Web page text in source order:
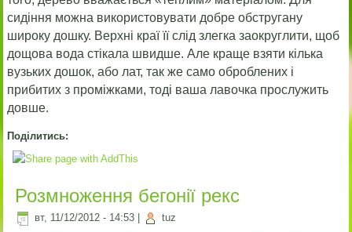
сидіння можна використовувати добре обстругану
широку дошку. Верхні краї її слід злегка заокруглити, щоб
дощова вода стікала швидше. Але краще взяти кілька
вузьких дошок, або лат, так же само оброблених і
прибитих з проміжками, тоді ваша лавочка прослужить
довше.
Поділитись:
Розмноження бегонії рекс
вт, 11/12/2012 - 14:53 tuz